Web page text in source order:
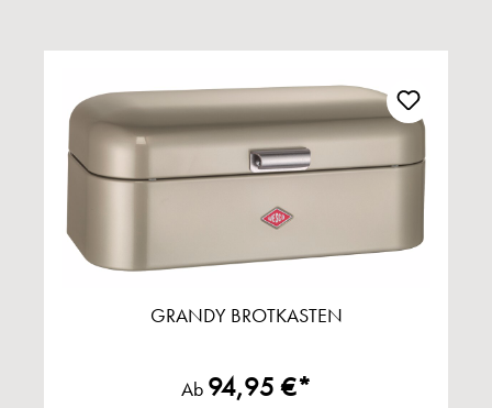
GRANDY BROTKASTEN
Ab 94,95 €*